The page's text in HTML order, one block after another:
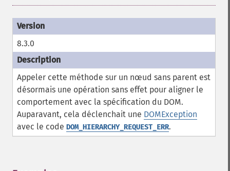
8.3.0
Appeler cette méthode sur un nœud sans parent est
désormais une opération sans effet pour aligner le
comportement avec la spécification du DOM.
Auparavant, cela déclenchait une DOMException
avec le code DOM_HIERARCHY_REQUEST_ERR.